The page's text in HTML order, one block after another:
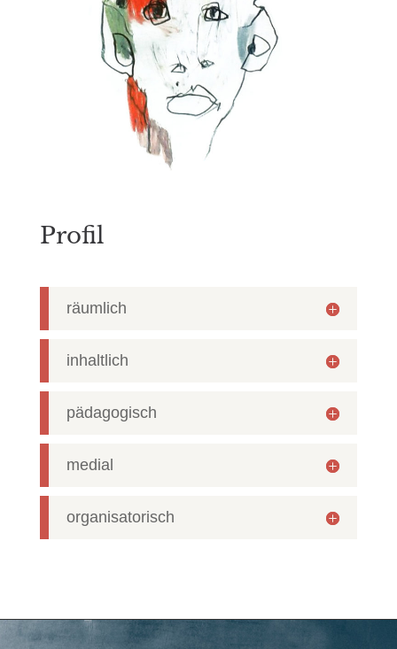
Profil
räumlich
inhaltlich
pädagogisch
medial
organisatorisch